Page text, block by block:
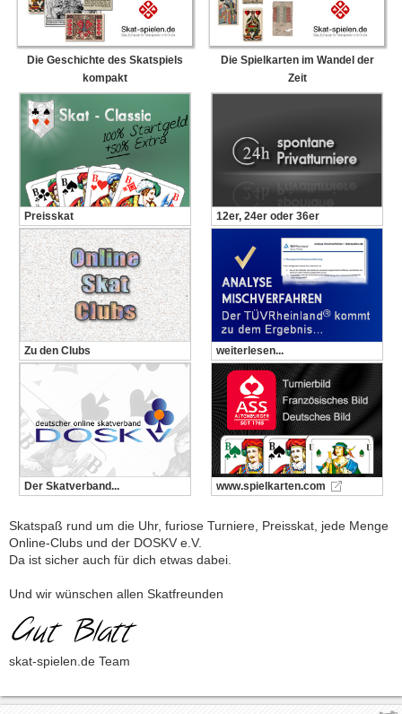
Die Geschichte des Skatspiels
kompakt
Die Spielkarten im Wandel der
Zeit
Preisskat 12er, 24er oder 36er
Zu den Clubs weiterlesen...
Der Skatverband... www.spielkarten.com
Skatspaß rund um die Uhr, furiose Turniere, Preisskat, jede Menge
Online-Clubs und der DOSKV e.V.
Da ist sicher auch für dich etwas dabei.
Und wir wünschen allen Skatfreunden
skat-spielen.de Team